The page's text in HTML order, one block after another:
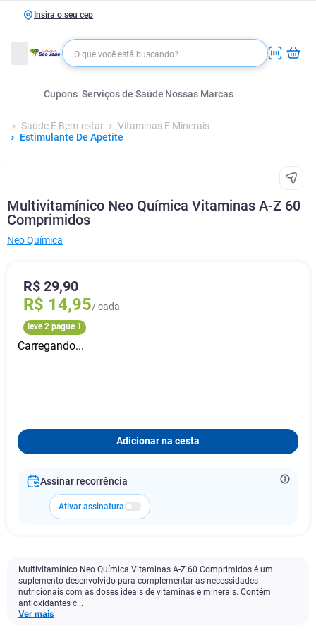
Insira o seu cep
Cupons Serviços de Saúde Nossas Marcas
Saúde E Bem-estar
Vitaminas E Minerais
Estimulante De Apetite
Multivitamínico Neo Química Vitaminas A-Z 60
Comprimidos
Neo Química
R$ 29,90
R$ 14,95/ cada
leve 2 pague 1
Carregando...
Adicionar na cesta
Assinar recorrência
Ativar assinatura
Multivitamínico Neo Química Vitaminas A-Z 60 Comprimidos é um
suplemento desenvolvido para complementar as necessidades
nutricionais com as doses ideais de vitaminas e minerais. Contém
antioxidantes c...
Ver mais